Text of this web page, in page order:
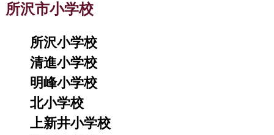
所沢市小学校
所沢小学校
清進小学校
明峰小学校
北小学校
上新井小学校